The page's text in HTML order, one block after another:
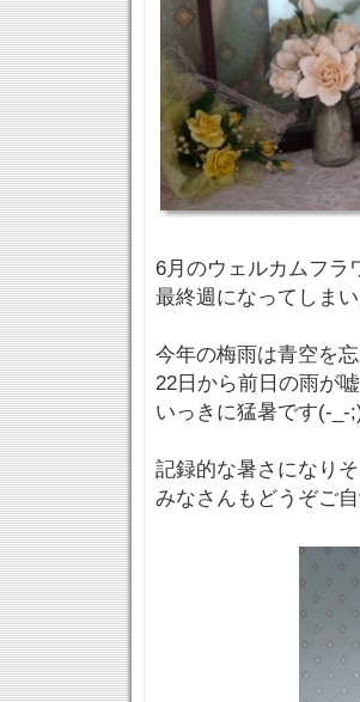
6月のウェルカムフラ
最終週になってしま
今年の梅雨は青空を
22日から前日の雨が
いっきに猛暑です(-_-
記録的な暑さになり
みなさんもどうぞご